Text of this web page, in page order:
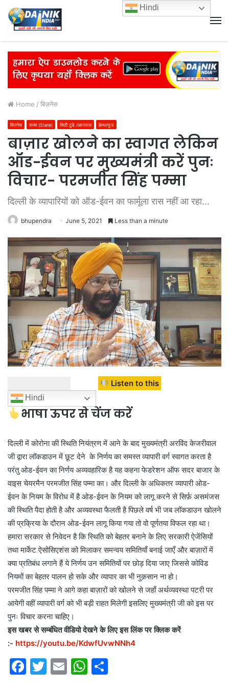
Home / बिज़नेस
बिज़नेस राज्य (State) सिटी टुडे /आजकल हेल्थ/फूड
बाज़ार खोलने का स्वागत लेकिन
ऑड-ईवन पर मुख्यमंत्री करें पुनः
विचार- परमजीत सिंह पम्मा
दिल्ली के व्यापारियों को ऑड-ईवन का फार्मूला रास नहीं आ रहा...
bhupendra June 5, 2021 Less than a minute
Listen to this
Hindi
भाषा ऊपर से चेंज करें
दिल्ली में कोरोना की स्थिति नियंत्रण में आने के बाद मुख्यमंत्री अरविंद केजरीवाल
जी द्वारा लॉकडाउन में छूट देने के निर्णय का समस्त व्यापारी वर्ग स्वागत करता है
परंतु ओड-ईवन का निर्णय अव्यवहारिक है यह कहना फेडरेशन ऑफ सदर बाजार के
वाइस चेयरमैन परमजीत सिंह पम्मा का। और दिल्ली के अधिकतर व्यापारी ओड-
ईवन के नियम के विरोध में है ओड-ईवन के नियम को लागू करने से सिर्फ़ असमंजस
की स्थिति पैदा होती है और अव्यवस्था फैलती है पिछले वर्ष भी जब लॉकडाउन खोलने
की प्रक्रिया के दौरान ओड-ईवन लागू किया गया तो वो पूर्णतया विफल रहा था।
हमारा सरकार से निवेदन है कि स्थिति को बेहतर बनाने के लिए सरकारी ऐजेंसियों
तथा मार्केट ऐसोसिएशंस को मिलाकर समन्वय समितियाँ बनाई जाएँ और बाज़ारों में
क्या प्रतिबंध लगाने हैं ये निर्णय उन समितियों पर छोड़ दिया जाए जिससे कोविड
नियमों का बेहतर पालन हो सके और व्यापार का भी नुक़सान ना हो।
परमजीत सिंह पम्मा ने आगे कहा बाज़ारों को खोलने से जहाँ अर्थव्यवस्था पटरी पर
आयेगी वहीं व्यापारी वर्ग को भी बड़ी राहत मिलेगी इसलिए मुख्यमंत्री जी को इस पर
पुनः विचार करना चाहिए।
इस खबर से सम्बंधित वीडियो देखने के लिए इस लिंक पर क्लिक करें
:- https://youtu.be/KdwfUvwNNh4
F
T
E
W
Hindi